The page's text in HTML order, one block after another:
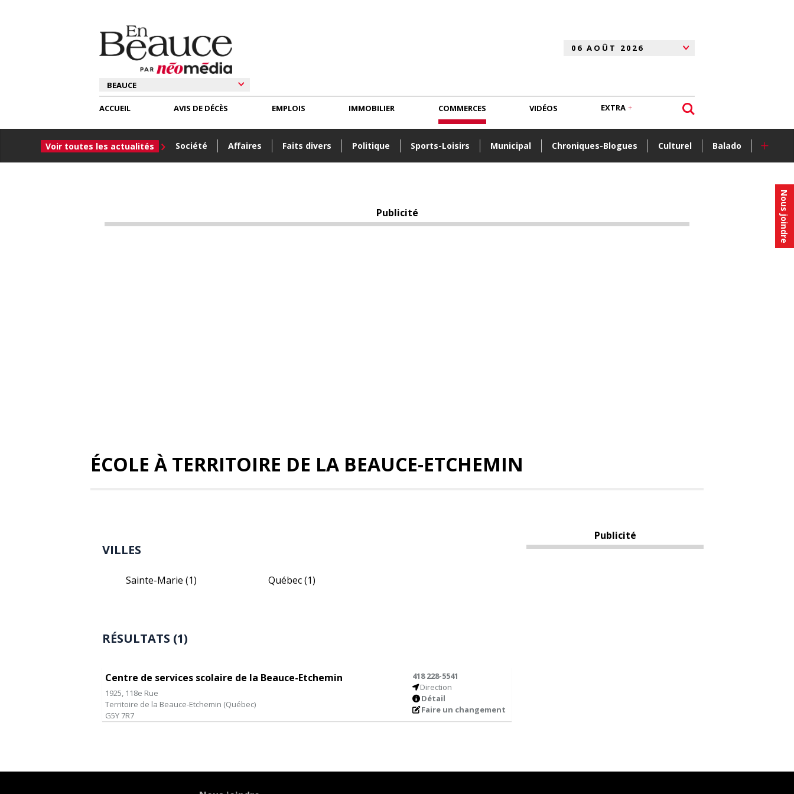
Nous joindre
ACCUEIL
Voir toutes les actualités Société Affaires Faits divers Politique Sports-Loisirs Municipal Chroniques-Blogues Culturel Balado +
AVIS DE DÉCÈS EMPLOIS IMMOBILIER COMMERCES VIDÉOS EXTRA
Publicité
ÉCOLE À TERRITOIRE DE LA BEAUCE-ETCHEMIN
VILLES
Sainte-Marie (1) Québec(1)
RÉSULTATS (1)
Centre de services scolaire de la Beauce-Etchemin
1925, 118e Rue
Territoire de la Beauce-Etchemin (Québec)
G5Y 7R7
418 228-5541
Direction
Détail
Faire un changement
Publicité